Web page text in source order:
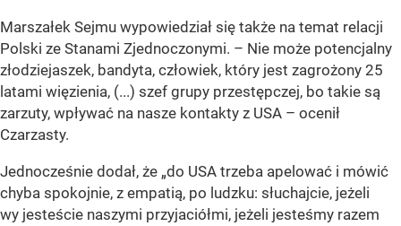
Marszałek Sejmu wypowiedział się także na temat relacji
Polski ze Stanami Zjednoczonymi. – Nie może potencjalny
złodziejaszek, bandyta, człowiek, który jest zagrożony 25
latami więzienia, (...) szef grupy przestępczej, bo takie są
zarzuty, wpływać na nasze kontakty z USA – ocenił
Czarzasty.
Jednocześnie dodał, że „do USA trzeba apelować i mówić
chyba spokojnie, z empatią, po ludzku: słuchajcie, jeżeli
wy jesteście naszymi przyjaciółmi, jeżeli jesteśmy razem